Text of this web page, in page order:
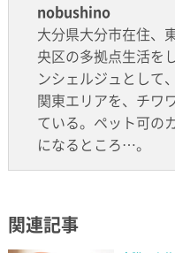
nobushino
大分県大分市在住、
央区の多拠点生活を
ンシェルジュとして
関東エリアを、チワ
ている。ペット可の
になるところ…。
関連記事